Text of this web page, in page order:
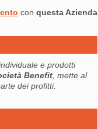
con questa Azienda
e prodotti
Benefit , mette al
dei profitti.